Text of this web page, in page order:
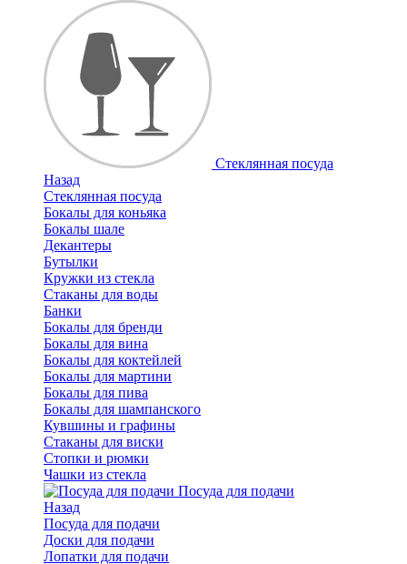
Стеклянная посуда
Назад
Стеклянная посуда
Бокалы для коньяка
Бокалы шале
Декантеры
Бутылки
Кружки из стекла
Стаканы для воды
Банки
Бокалы для бренди
Бокалы для вина
Бокалы для коктейлей
Бокалы для мартини
Бокалы для пива
Бокалы для шампанского
Кувшины и графины
Стаканы для виски
Стопки и рюмки
Чашки из стекла
Посуда для подачи
Назад
Посуда для подачи
Доски для подачи
Лопатки для подачи